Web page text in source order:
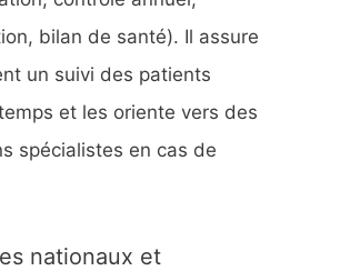
bilan de santé). Il assure
un suivi des patients
et les oriente vers des
spécialistes en cas de
nationaux et